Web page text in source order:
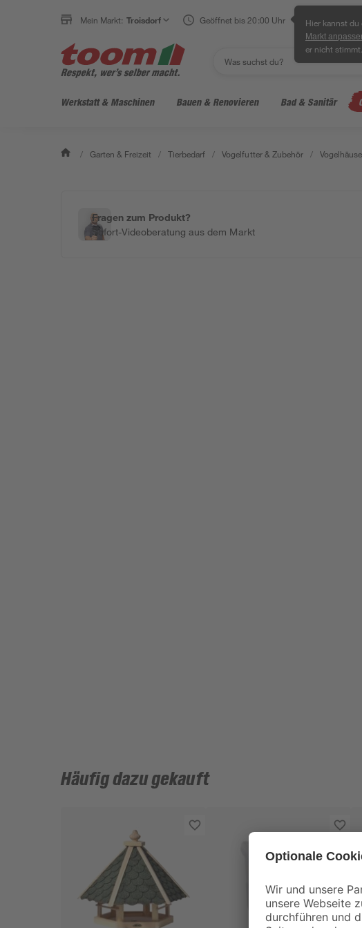
Mein Markt: Troisdorf Geöffnet bis 20:00 Uhr Hier kannst du
Markt
er nicht stimmt.
Werkstatt & Maschinen Bauen & Renovieren Bad & Sanitär
/ Garten & Freizeit / Tierbedarf / Vogelfutter & Zubehör /
Fragen zum Produkt?
Sofort-Videoberatung aus dem Markt
Häufig dazu gekauft